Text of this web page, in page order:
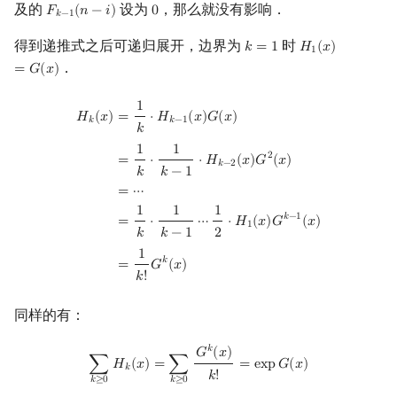
及的 𝐹𝑘−1(𝑛 −𝑖)
Fk−1(n− i) 设为0
0 ，那么就没有影响．
得到递推式之后可递归展开，边界为 𝑘 = 1
k =1 时 𝐻1(𝑥)
= 𝐺(𝑥)
H1(x)=
．
𝐻𝑘(𝑥) =
1
𝑘
⋅ 𝐻𝑘−1(𝑥)𝐺(𝑥)
=
1
𝑘
⋅
1
𝑘 − 1
⋅ 𝐻𝑘−2(𝑥)𝐺2(𝑥)
= ⋯
=
1
𝑘
⋅
1
𝑘 − 1
⋯
1
2
⋅ 𝐻1(𝑥)𝐺𝑘−1(𝑥)
=
1
𝑘!
𝐺𝑘(𝑥)
)=
同样的有：
∑
𝑘≥0
𝐻𝑘(𝑥) = ∑
𝑘≥0
𝐺𝑘(𝑥)
𝑘!
= exp𝐺(𝑥)
∑ ∑k≥ 0Gk(x)k